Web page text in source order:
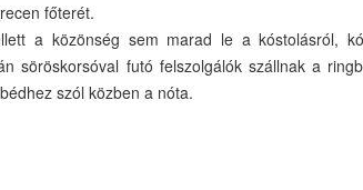
főterét.
a közönség sem marad le a kóstolásról,
söröskorsóval futó felszolgálók szállnak a
szól közben a nóta.